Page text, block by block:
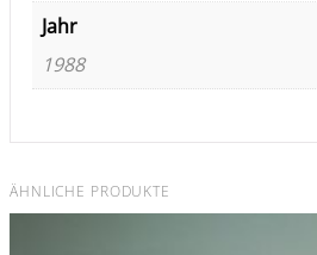
Jahr
1988
ÄHNLICHE PRODUKTE